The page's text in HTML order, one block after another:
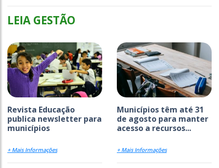
LEIA GESTÃO
Revista Educação
publica newsletter para
municípios
+ Mais Informações
Municípios têm até 31
de agosto para manter
acesso a recursos...
+ Mais Informações